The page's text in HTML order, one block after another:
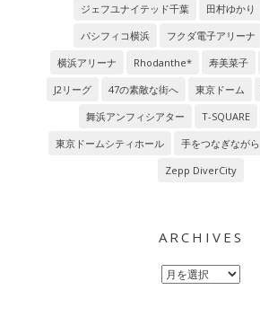
ジェフユナイテッド千葉
田村ゆかり
パシフィコ横浜
フクダ電子アリーナ
横浜アリーナ
Rhodanthe* 寿美菜子
J2リーグ
47の素敵な街へ 東京ドーム
舞浜アンフィシアター
T-SQUARE
東京ドームシティホール
手をつなぎながら
Zepp DiverCity
ARCHIVES
Archives